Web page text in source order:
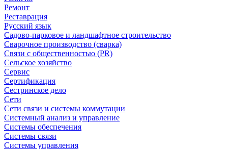
Ремонт
Реставрация
Русский язык
Садово-парковое и ландшафтное строительство
Сварочное производство (сварка)
Связи с общественностью (PR)
Сельское хозяйство
Сервис
Сертификация
Сестринское дело
Сети
Сети связи и системы коммутации
Системный анализ и управление
Системы обеспечения
Системы связи
Системы управления